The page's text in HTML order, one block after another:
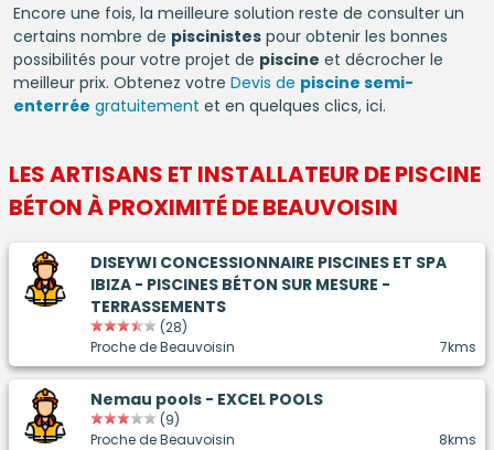
Encore une fois, la meilleure solution reste de consulter un
certains nombre de piscinistespour obtenir les bonnes
possibilités pour votre projet de piscine et décrocher le
meilleur prix. Obtenez votre Devis de piscine semi-
enterrée gratuitement et en quelques clics, ici.
LES ARTISANS ET INSTALLATEUR DEPISCINE
BÉTONÀ PROXIMITÉ DE BEAUVOISIN
DISEYWI CONCESSIONNAIRE PISCINES ET SPA
IBIZA - PISCINES BÉTON SUR MESURE -
TERRASSEMENTS
(28)
Proche de Beauvoisin
7kms
Nemau pools - EXCEL POOLS
(9)
Proche de Beauvoisin
8kms